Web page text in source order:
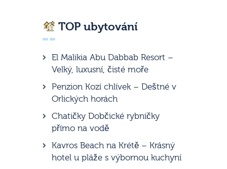
TOP ubytování
El Malikia Abu Dabbab Resort –
Velký, luxusní, čisté moře
Penzion Kozí chlívek – Deštné v
Orlických horách
Chatičky Dobčické rybníčky
přímo na vodě
Kavros Beach na Krétě – Krásný
hotel u pláže s výbornou kuchyní